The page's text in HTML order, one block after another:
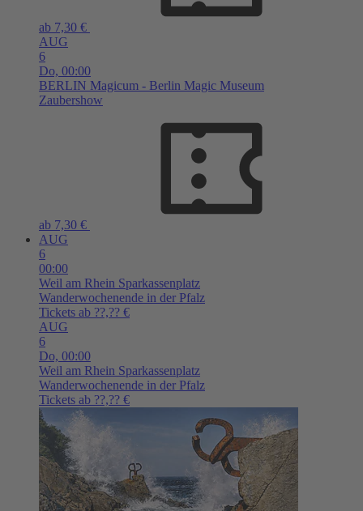
ab 7,30 €
AUG
6
Do, 00:00
BERLIN Magicum - Berlin Magic Museum
Zaubershow
ab 7,30 €
AUG
6
00:00
Weil am Rhein Sparkassenplatz
Wanderwochenende in der Pfalz
Tickets ab ??,?? €
AUG
6
Do, 00:00
Weil am Rhein Sparkassenplatz
Wanderwochenende in der Pfalz
Tickets ab ??,?? €